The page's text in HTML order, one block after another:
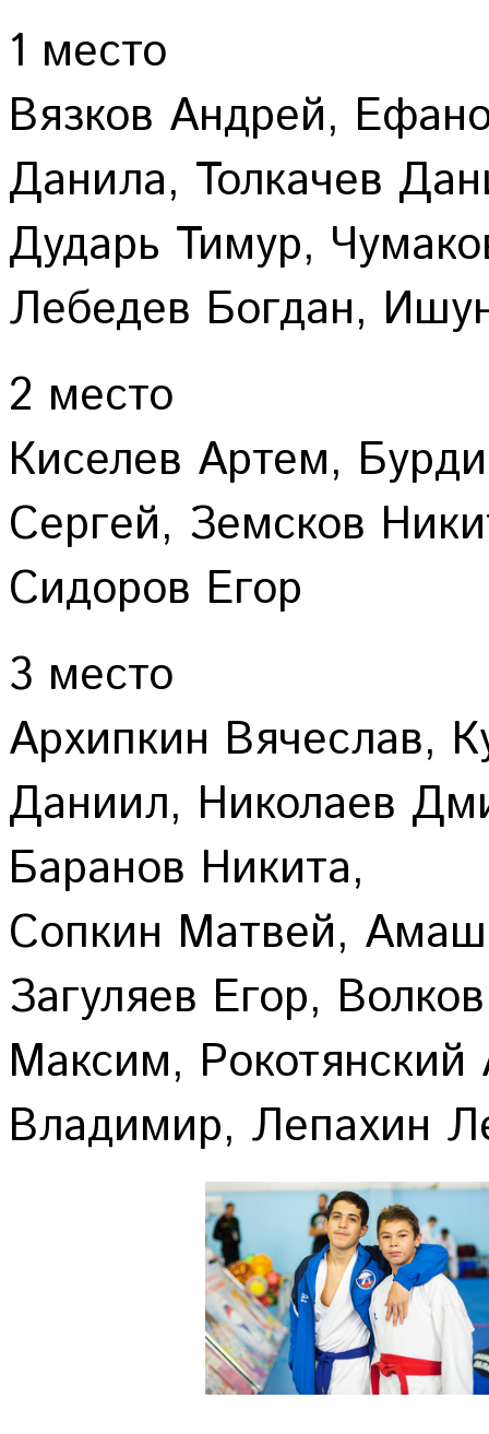
1 место
Вязков Андрей,
Данила, Толкачев
Дударь Тимур,
Лебедев Богдан,
2 место
Киселев Артем,
Сергей, Земсков
Сидоров Егор
3 место
Архипкин Вячеслав,
Даниил, Николаев
Баранов Никита,
Сопкин Матвей,
Загуляев Егор,
Максим,
Владимир, Лепахин